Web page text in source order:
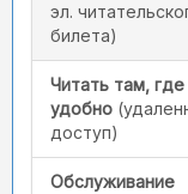
эл.
билета)
Читать там,
удобно
доступ)
Обслуживание